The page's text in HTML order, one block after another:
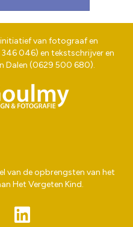
initiatief van fotograaf en
046) en tekstschrijver en
Dalen (0629 500 680).
van de opbrengsten van het
Het Vergeten Kind.